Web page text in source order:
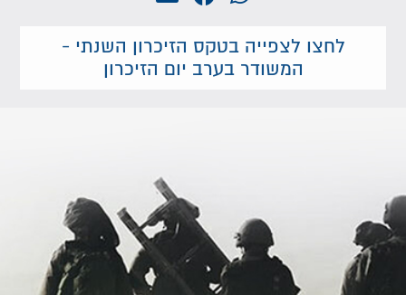
לחצו לצפייה בטקס הזיכרון השנתי -
המשודר בערב יום הזיכרון